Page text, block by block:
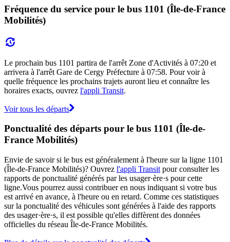
Fréquence du service pour le bus 1101 (Île-de-France
Mobilités)
Le prochain bus 1101 partira de l'arrêt Zone d'Activités à 07:20 et
arrivera à l'arrêt Gare de Cergy Préfecture à 07:58. Pour voir à
quelle fréquence les prochains trajets auront lieu et connaître les
horaires exacts, ouvrez l'appli Transit.
Voir tous les départs
Ponctualité des départs pour le bus 1101 (Île-de-
France Mobilités)
Envie de savoir si le bus est généralement à l'heure sur la ligne 1101
(Île-de-France Mobilités)? Ouvrez l'appli Transit pour consulter les
rapports de ponctualité générés par les usager·ère·s pour cette
ligne.Vous pourrez aussi contribuer en nous indiquant si votre bus
est arrivé en avance, à l'heure ou en retard. Comme ces statistiques
sur la ponctualité des véhicules sont générées à l'aide des rapports
des usager·ère·s, il est possible qu'elles diffèrent des données
officielles du réseau Île-de-France Mobilités.